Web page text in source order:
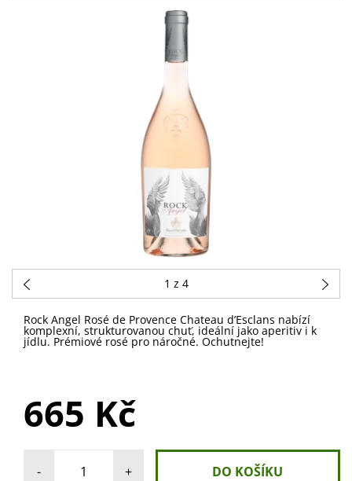
1 z 4
Rock Angel Rosé de Provence Chateau d’Esclans nabízí
komplexní, strukturovanou chuť, ideální jako aperitiv i k
jídlu. Prémiové rosé pro náročné. Ochutnejte!
665 Kč
- +